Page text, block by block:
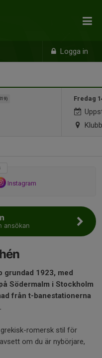
Logga in
Fredag
Instagram
ansökan
grundad 1923, med
Södermalm i Stockholm
från t-banestationerna
romersk stil för
om du är nybörjare,